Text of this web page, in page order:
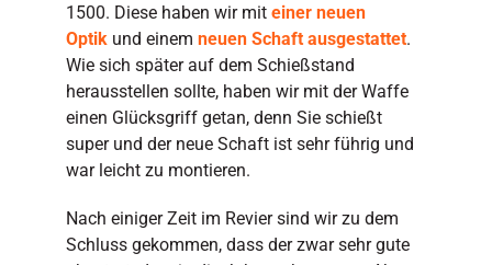
1500. Diese haben wir miteiner neuen
Optik und einem neuen Schaft ausgestattet.
Wie sich später auf dem Schießstand
herausstellen sollte, haben wir mit der Waffe
einen Glücksgriff getan, denn Sie schießt
super und der neue Schaft ist sehr führig und
war leicht zu montieren.
Nach einiger Zeit im Revier sind wir zu dem
Schluss gekommen, dass der zwar sehr gute